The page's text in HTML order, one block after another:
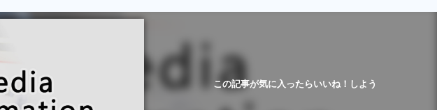
この記事が気に入ったらいいね！しよう